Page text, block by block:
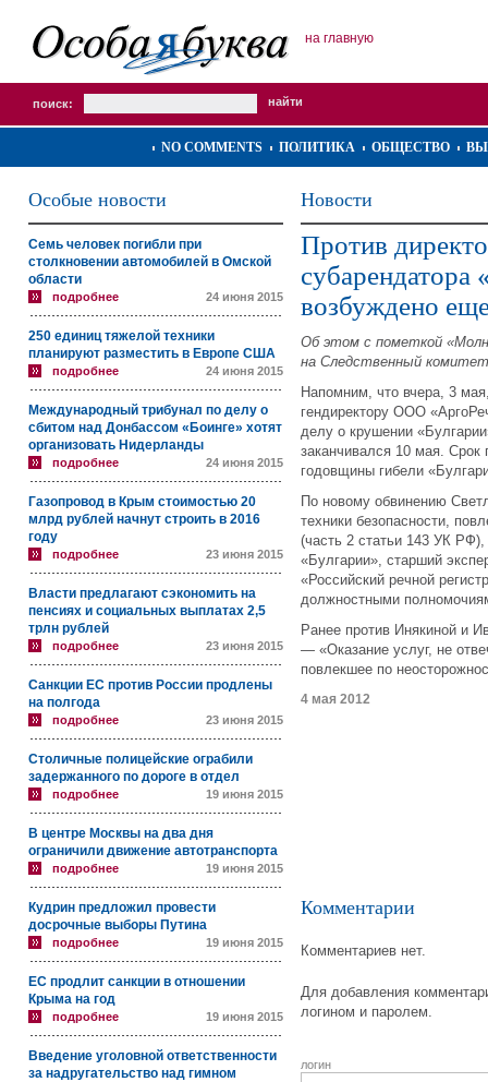
на главную
поиск:
NO COMMENTS ПОЛИТИКА ОБЩЕСТВО
Особые новости
Семь человек погибли при
столкновении автомобилей в Омской
области
подробнее 24 июня 2015
250 единиц тяжелой техники
планируют разместить в Европе США
подробнее 24 июня 2015
Международный трибунал по делу о
сбитом над Донбассом «Боинге» хотят
организовать Нидерланды
подробнее 24 июня 2015
Газопровод в Крым стоимостью 20
млрд рублей начнут строить в 2016
году
подробнее 23 июня 2015
Власти предлагают сэкономить на
пенсиях и социальных выплатах 2,5
трлн рублей
подробнее 23 июня 2015
Санкции ЕС против России продлены
на полгода
подробнее 23 июня 2015
Столичные полицейские ограбили
задержанного по дороге в отдел
подробнее 19 июня 2015
В центре Москвы на два дня
ограничили движение автотранспорта
подробнее 19 июня 2015
Кудрин предложил провести
досрочные выборы Путина
подробнее 19 июня 2015
ЕС продлит санкции в отношении
Крыма на год
подробнее 19 июня 2015
Введение уголовной ответственности
за надругательство над гимном
Новости
Против
субарендатора
возбуждено
Об этом с пометкой
на Следственный
Напомним, что вчера, 3
гендиректору ООО
делу о крушении
заканчивался 10 мая.
годовщины гибели
По новому обвинению
техники безопасности,
(часть 2 статьи 143 УК
«Булгарии», старший
«Российский речной
должностными
Ранее против Инякиной и
— «Оказание услуг, не
повлекшее по
4 мая 2012
Комментарии
Комментариев нет.
Для добавления
логином и паролем.
логин